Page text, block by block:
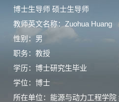
博士生导师 硕士生导师
教师英文名称：Zuohua Huang
性别：男
职务：教授
学历：博士研究生毕业
学位：博士
所在单位：能源与动力工程学院